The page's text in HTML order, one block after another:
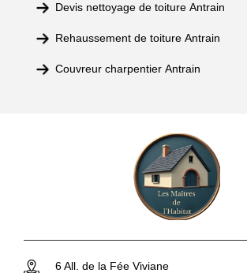
Devis nettoyage de toiture Antrain
Rehaussement de toiture Antrain
Couvreur charpentier Antrain
6 All. de la Fée Viviane